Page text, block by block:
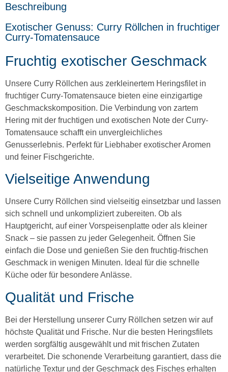
Beschreibung
Exotischer Genuss: Curry Röllchen in fruchtiger
Curry-Tomatensauce
Fruchtig exotischer Geschmack
Unsere Curry Röllchen aus zerkleinertem Heringsfilet in
fruchtiger Curry-Tomatensauce bieten eine einzigartige
Geschmackskomposition. Die Verbindung von zartem
Hering mit der fruchtigen und exotischen Note der Curry-
Tomatensauce schafft ein unvergleichliches
Genusserlebnis. Perfekt für Liebhaber exotischer Aromen
und feiner Fischgerichte.
Vielseitige Anwendung
Unsere Curry Röllchen sind vielseitig einsetzbar und lassen
sich schnell und unkompliziert zubereiten. Ob als
Hauptgericht, auf einer Vorspeisenplatte oder als kleiner
Snack – sie passen zu jeder Gelegenheit. Öffnen Sie
einfach die Dose und genießen Sie den fruchtig-frischen
Geschmack in wenigen Minuten. Ideal für die schnelle
Küche oder für besondere Anlässe.
Qualität und Frische
Bei der Herstellung unserer Curry Röllchen setzen wir auf
höchste Qualität und Frische. Nur die besten Heringsfilets
werden sorgfältig ausgewählt und mit frischen Zutaten
verarbeitet. Die schonende Verarbeitung garantiert, dass die
natürliche Textur und der Geschmack des Fisches erhalten